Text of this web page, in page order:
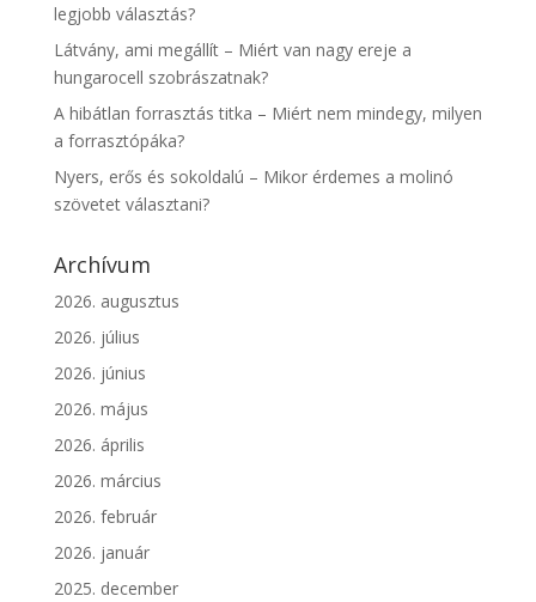
legjobb választás?
Látvány, ami megállít – Miért van nagy ereje a
hungarocell szobrászatnak?
A hibátlan forrasztás titka – Miért nem mindegy, milyen
a forrasztópáka?
Nyers, erős és sokoldalú – Mikor érdemes a molinó
szövetet választani?
Archívum
2026. augusztus
2026. július
2026. június
2026. május
2026. április
2026. március
2026. február
2026. január
2025. december